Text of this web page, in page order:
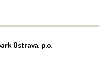
Ostrava, p.o.